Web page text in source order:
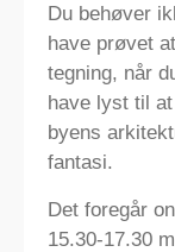
Du behøver
have prøvet
tegning, når
have lyst til
byens
fantasi.
Det foregår
15.30-17.30